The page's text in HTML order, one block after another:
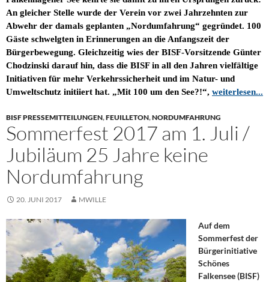
An gleicher Stelle wurde der Verein vor zwei Jahrzehnten zur
Abwehr der damals geplanten „Nordumfahrung“ gegründet. 100
Gäste schwelgten in Erinnerungen an die Anfangszeit der
Bürgerbewegung. Gleichzeitig wies der BISF-Vorsitzende Günter
Chodzinski darauf hin, dass die BISF in all den Jahren vielfältige
Initiativen für mehr Verkehrssicherheit und im Natur- und
Umweltschutz initiiert hat. „Mit 100 um den See?!“, weiterlesen...
BISF PRESSEMITTEILUNGEN,FEUILLETON,NORDUMFAHRUNG
Sommerfest 2017 am 1. Juli /
Jubiläum 25 Jahre keine
Nordumfahrung
20. JUNI 2017 MWILLE
Auf dem
Sommerfest der
Bürgerinitiative
Schönes
Falkensee (BISF)